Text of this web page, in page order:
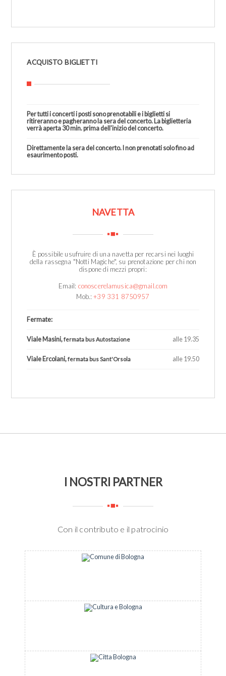
ACQUISTO BIGLIETTI
Per tutti i concerti i posti sono prenotabili e i biglietti si
ritireranno e pagheranno la sera del concerto. La biglietteria
verrà aperta 30 min. prima dell'inizio del concerto.
Direttamente la sera del concerto. I non prenotati solo fino ad
esaurimento posti.
NAVETTA
È possibile usufruire di una navetta per recarsi nei luoghi
della rassegna "Notti Magiche", su prenotazione per chi non
dispone di mezzi propri:
Email: conoscerelamusica@gmail.com
Mob.:+39 331 8750957
Fermate:
Viale Masini,fermata bus Autostazione alle 19.35
Viale Ercolani,fermata bus Sant'Orsola alle 19.50
I NOSTRI PARTNER
Con il contributo e il patrocinio